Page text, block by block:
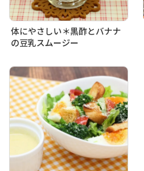
体にやさしい＊黒酢とバナナ
の豆乳スムージー